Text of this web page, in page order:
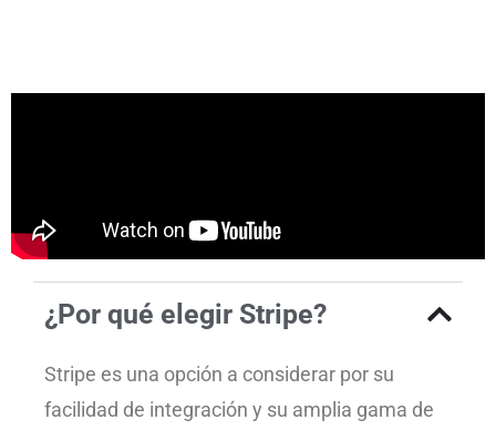
¿Por qué elegir Stripe?
Stripe es una opción a considerar por su
facilidad de integración y su amplia gama de